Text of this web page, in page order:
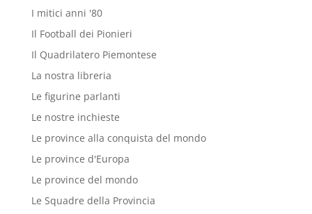
I mitici anni '80
Il Football dei Pionieri
Il Quadrilatero Piemontese
La nostra libreria
Le figurine parlanti
Le nostre inchieste
Le province alla conquista del mondo
Le province d'Europa
Le province del mondo
Le Squadre della Provincia